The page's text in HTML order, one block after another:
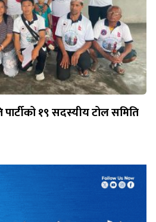
१९ सदस्यीय टोल समिति